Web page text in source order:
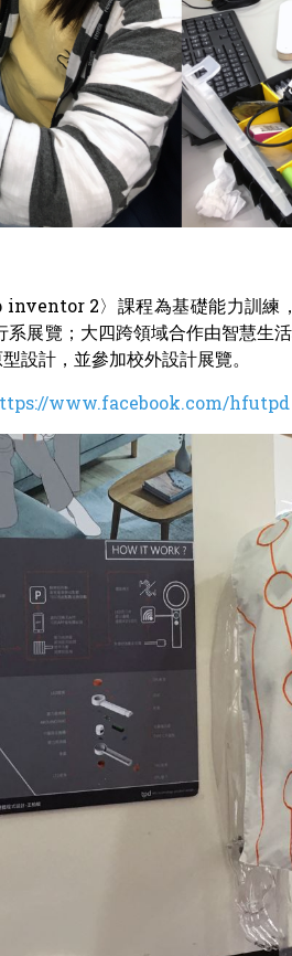
2〉課程為基礎能力訓練
展覽；大四跨領域合作由智慧生
設計，並參加校外設計展覽。
www.facebook.com/hfutpd